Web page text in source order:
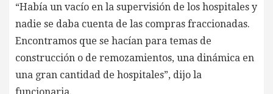
“Había un vacío en la supervisión de los hospitales y
nadie se daba cuenta de las compras fraccionadas.
Encontramos que se hacían para temas de
construcción o de remozamientos, una dinámica en
una gran cantidad de hospitales”, dijo la